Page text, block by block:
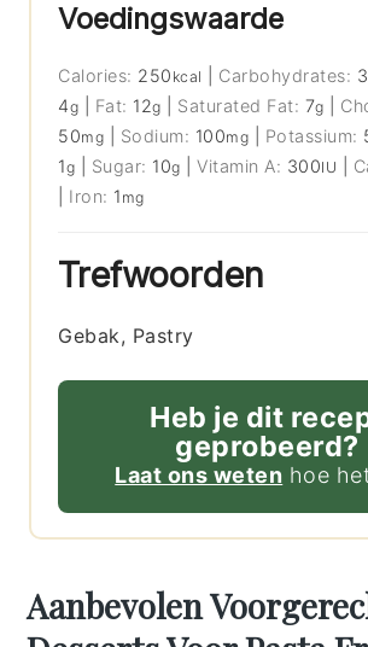
Voedingswaarde
Calories: 250 kcal Carbohydrates:
4g Fat: 12g Saturated Fat: 7g
50mg Sodium: 100mg Potassium:
1g Sugar: 10g |Vitamin A: 300IU
Iron: 1 mg
Trefwoorden
Gebak, Pastry
Heb je dit
geprobeerd?
Laat ons weten hoe
Aanbevolen